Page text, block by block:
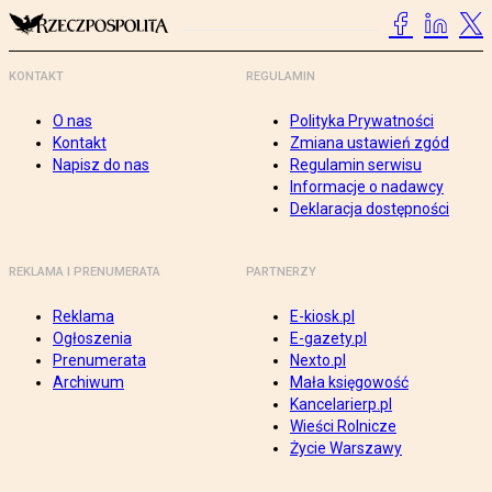
KONTAKT
O nas
Kontakt
Napisz do nas
REGULAMIN
Polityka Prywatności
Zmiana ustawień zgód
Regulamin serwisu
Informacje o nadawcy
Deklaracja dostępności
REKLAMA I PRENUMERATA
Reklama
Ogłoszenia
Prenumerata
Archiwum
PARTNERZY
E-kiosk.pl
E-gazety.pl
Nexto.pl
Mała księgowość
Kancelarierp.pl
Wieści Rolnicze
Życie Warszawy